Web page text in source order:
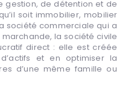
gestion, de détention et de
soit immobilier, mobilier
société commerciale qui a
la société civile
direct : elle est créée
et en optimiser la
d’une même famille ou